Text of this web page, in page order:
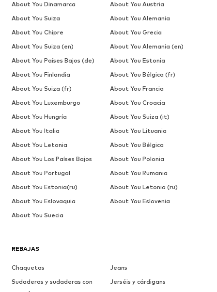
REBAJAS
Chaquetas
Jeans
Sudaderas y sudaderas con
Jerséis y cárdigans
About You Dinamarca
About You Austria
About You Suiza
About You Alemania
About You Chipre
About You Grecia
About You Suiza (en)
About You Alemania (en)
About You Países Bajos (de)
About You Estonia
About You Finlandia
About You Bélgica (fr)
About You Suiza (fr)
About You Francia
About You Luxemburgo
About You Croacia
About You Hungría
About You Suiza (it)
About You Italia
About You Lituania
About You Letonia
About You Bélgica
About You Los Países Bajos
About You Polonia
About You Portugal
About You Rumania
About You Estonia(ru)
About You Letonia (ru)
About You Eslovaquia
About You Eslovenia
About You Suecia